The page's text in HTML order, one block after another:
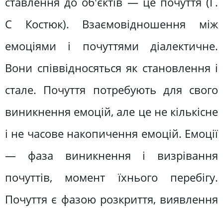
С Костюк). Взаємовідношення між
емоціями і почуттями діалектичне.
Вони співвідносяться як становлення і
стале. Почуття потребують для свого
виникнення емоцій, але це не кількісне
і не часове накопичення емоцій. Емоції
— фаза виникнення і визрівання
почуттів, момент їхнього перебігу.
Почуття є фазою розкриття, виявлення